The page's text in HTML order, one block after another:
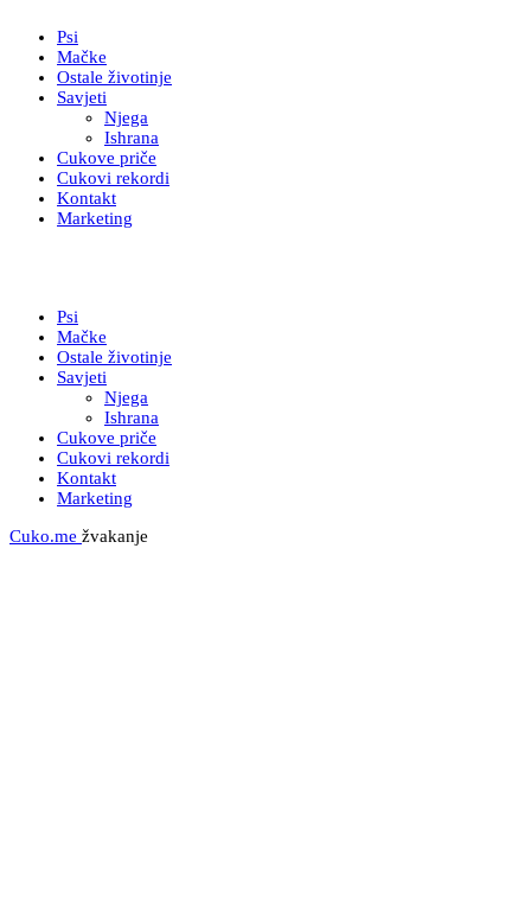
Psi
Mačke
Ostale životinje
Savjeti
Njega
Ishrana
Cukove priče
Cukovi rekordi
Kontakt
Marketing
Psi
Mačke
Ostale životinje
Savjeti
Njega
Ishrana
Cukove priče
Cukovi rekordi
Kontakt
Marketing
Cuko.me žvakanje